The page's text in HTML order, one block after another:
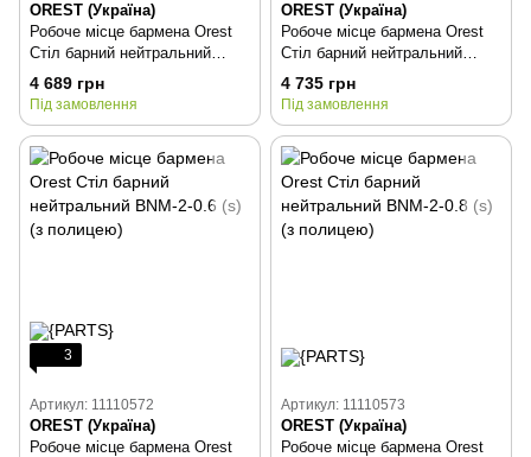
OREST (Україна)
Робоче місце бармена Orest
Стіл барний нейтральний
BNM-2-0.6 (без полки)
4 689 грн
Під замовлення
OREST (Україна)
Робоче місце бармена Orest
Стіл барний нейтральний
BNM-2-0.4 (s) (з полицею)
4 735 грн
Під замовлення
3
Артикул: 11110572
OREST (Україна)
Робоче місце бармена Orest
Артикул: 11110573
OREST (Україна)
Робоче місце бармена Orest